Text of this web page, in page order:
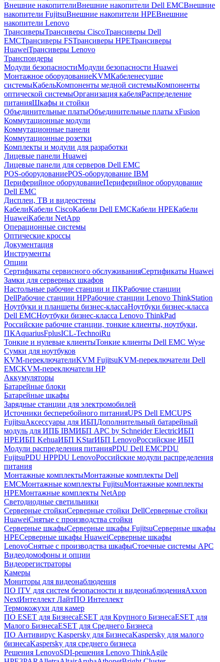
Внешние накопителиВнешние накопители Dell EMCВнешние
накопители FujitsuВнешние накопители HPEВнешние
накопители Lenovo
ТрансиверыТрансиверы CiscoТрансиверы Dell
EMCТрансиверы FSТрансиверы HPEТрансиверы
HuaweiТрансиверы Lenovo
Транспондеры
Модули безопасностиМодули безопасности Huawei
Монтажное оборудованиеKVMКабеленесущие
системыКабельКомпоненты медной системыКомпоненты
оптической системыОрганизация кабеляРаспределение
питанияШкафы и стойки
Объединительные платыОбъединительные платы xFusion
Коммутационные модули
Коммутационные панели
Коммутационные розетки
Комплекты и модули для разработки
Лицевые панели Huawei
Лицевые панели для серверов Dell EMC
POS-оборудованиеPOS-оборудование IBM
Периферийное оборудованиеПериферийное оборудование
Dell EMC
Дисплеи, ТВ и видеостены
КабелиКабели CiscoКабели Dell EMCКабели HPEКабели
HuaweiКабели NetApp
Операционные системы
Оптические кроссы
Документация
Инструменты
Опции
Сертификаты сервисного обслуживанияСертификаты Huawei
Замки для серверных шкафов
Настольные рабочие станции и ПКРабочие станции
DellРабочие станции HPРабочие станции Lenovo ThinkStation
Ноутбуки и планшеты бизнес-классаНоутбуки бизнес-класса
Dell EMCНоутбуки бизнес-класса Lenovo ThinkPad
Российские рабочие станции, тонкие клиенты, ноутбуки,
ПКAquariusFplusICL-TechnoiRu
Тонкие и нулевые клиентыТонкие клиенты Dell EMC Wyse
Сумки для ноутбуков
KVM-переключателиKVM FujitsuKVM-переключатели Dell
EMCKVM-переключатели HP
Аккумуляторы
Батарейные блоки
Батарейные шкафы
Зарядные станции для электромобилей
Источники бесперебойного питанияUPS Dell EMCUPS
FujitsuАксессуары для ИБПДополнительный батарейный
модуль для ИПБ IBMИБП APC by Schneider ElectricИБП
HPEИБП KehuaИБП KStarИБП LenovoРоссийские ИБП
Модули распределения питанияPDU Dell EMCPDU
FujitsuPDU HPPDU LenovoРоссийские модули распределения
питания
Монтажные комплектыМонтажные комплекты Dell
EMCМонтажные комплекты FujitsuМонтажные комплекты
HPEМонтажные комплекты NetApp
Светодиодные светильники
Серверные стойкиСерверные стойки DellСерверные стойки
HuaweiСнятые с производства стойки
Серверные шкафыСерверные шкафы FujitsuСерверные шкафы
HPEСерверные шкафы HuaweiСерверные шкафы
LenovoСнятые с производства шкафыСтоечные системы APC
Видеодомофоны и опции
Видеорегистраторы
Камеры
Мониторы для видеонаблюдения
ПО ITV для систем безопасности и видеонаблюденияAxxon
NextИнтеллект ЛайтПО Интеллект
Термокожухи для камер
ПО ESET для БизнесаESET для Крупного БизнесаESET для
Малого БизнесаESET для Среднего Бизнеса
ПО Антивирус Kaspersky для БизнесаKaspersky для малого
бизнесаKaspersky для среднего бизнеса
Решения LenovoSDI-решения Lenovo ThinkAgile